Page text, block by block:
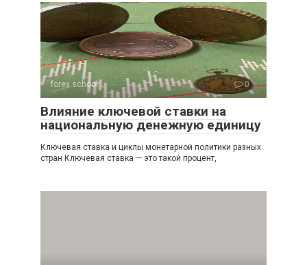
forex school 0
Влияние ключевой ставки на
национальную денежную единицу
Ключевая ставка и циклы монетарной политики разных
стран Ключевая ставка — это такой процент,